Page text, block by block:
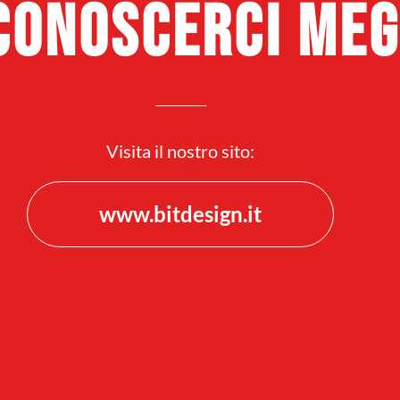
Visita il nostro sito:
www.bitdesign.it